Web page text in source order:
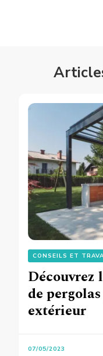
CONSEILS ET
Découvrez
de
extérieur
07/05/2023